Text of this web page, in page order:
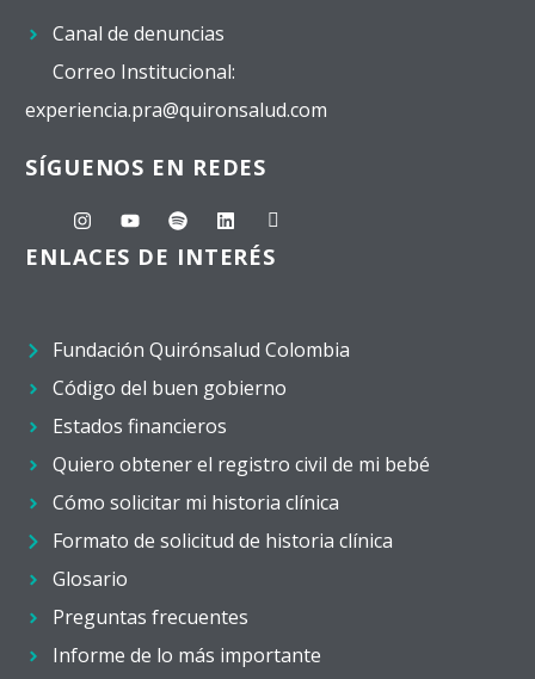
Canal de denuncias
Correo Institucional:
experiencia.pra@quironsalud.com
SÍGUENOS EN REDES
ENLACES DE INTERÉS
Fundación Quirónsalud Colombia
Código del buen gobierno
Estados financieros
Quiero obtener el registro civil de mi bebé
Cómo solicitar mi historia clínica
Formato de solicitud de historia clínica
Glosario
Preguntas frecuentes
Informe de lo más importante